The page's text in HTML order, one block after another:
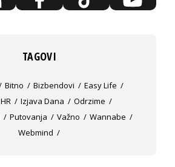
TAGOVI
Bitno Bizbendovi
Easy Life
HR Izjava Dana
Odrzime
Putovanja Važno
Wannabe
Webmind